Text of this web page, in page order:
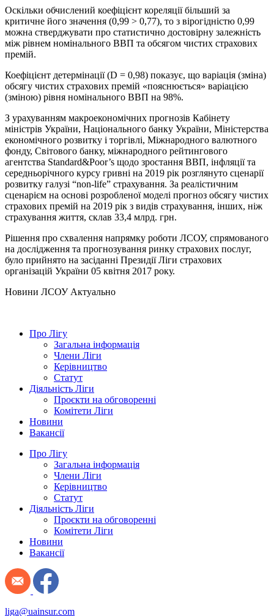
Оскільки обчислений коефіцієнт кореляції більший за
критичне його значення (0,99 > 0,77), то з вірогідністю 0,99
можна стверджувати про статистично достовірну залежність
між рівнем номінального ВВП та обсягом чистих страхових
премій.
Коефіцієнт детермінації (D = 0,98) показує, що варіація (зміна)
обсягу чистих страхових премій «пояснюється» варіацією
(зміною) рівня номінального ВВП на 98%.
З урахуванням макроекономічних прогнозів Кабінету
міністрів України, Національного банку України, Міністерства
економічного розвитку і торгівлі, Міжнародного валютного
фонду, Світового банку, міжнародного рейтингового
агентства Standard&Poor’s щодо зростання ВВП, інфляції та
середньорічного курсу гривні на 2019 рік розглянуто сценарії
розвитку галузі “non-life” страхування. За реалістичним
сценарієм на основі розробленої моделі прогноз обсягу чистих
страхових премій на 2019 рік з видів страхування, інших, ніж
страхування життя, склав 33,4 млрд. грн.
Рішення про схвалення напрямку роботи ЛСОУ, спрямованого
на дослідження та прогнозування ринку страхових послуг,
було прийнято на засіданні Президії Ліги страхових
організацій України 05 квітня 2017 року.
Hовини ЛСОУ Актуально
Про Лігу
Загальна інформація
Члени Ліги
Керівництво
Статут
Діяльність Ліги
Проєкти на обговоренні
Комітети Ліги
Новини
Вакансії
Про Лігу
Загальна інформація
Члени Ліги
Керівництво
Статут
Діяльність Ліги
Проєкти на обговоренні
Комітети Ліги
Новини
Вакансії
liga@uainsur.com